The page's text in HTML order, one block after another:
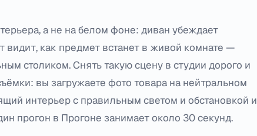
а не на белом фоне: диван убеждает
видит, как предмет встанет в живой комнате —
столиком. Снять такую сцену в студии дорого и
вы загружаете фото товара на нейтральном
интерьер с правильным светом и обстановкой и
прогон в Прогоне занимает около 30 секунд.